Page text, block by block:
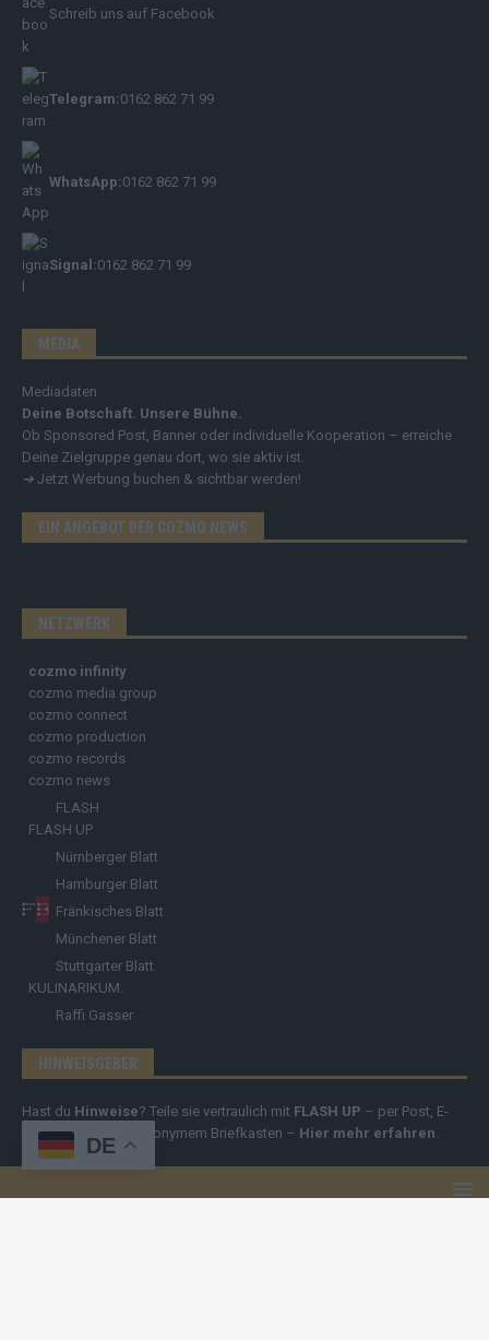
Schreib uns auf Facebook
Telegram:0162 862 71 99
WhatsApp:0162 862 71 99
Signal:0162 862 71 99
MEDIA
Mediadaten
Deine Botschaft. Unsere Bühne.
Ob Sponsored Post, Banner oder individuelle Kooperation – erreiche
Deine Zielgruppe genau dort, wo sie aktiv ist.
➔ Jetzt Werbung buchen & sichtbar werden!
EIN ANGEBOT DER COZMO NEWS
NETZWERK
cozmo infinity
cozmo media group
cozmo connect
cozmo production
cozmo records
cozmo news
FLASH
FLASH UP
Nürnberger Blatt
Hamburger Blatt
Fränkisches Blatt
Münchener Blatt
Stuttgarter Blatt
KULINARIKUM.
Raffi Gasser
HINWEISGEBER
Hast du Hinweise? Teile sie vertraulich mit FLASH UP – per Post, E-
Mail, Telefon oder anonymem Briefkasten – Hier mehr erfahren.
DE